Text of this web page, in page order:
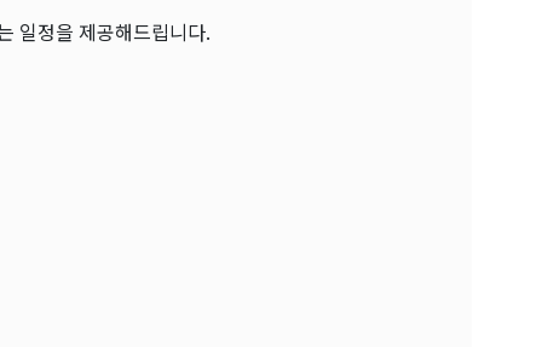
일정을 제공해드립니다.